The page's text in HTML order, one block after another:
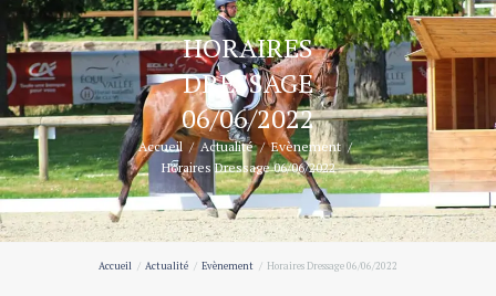
HORAIRES
DRESSAGE
06/06/2022
Accueil Actualité
Evènement
Horaires Dressage 06/06/2022
Accueil Actualité Evènement Horaires Dressage 06/06/2022